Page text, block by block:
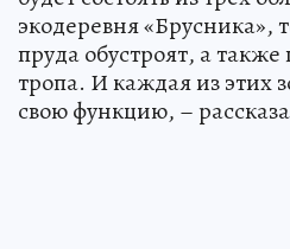
экодеревня «Брусника»,
пруда обустроят, а также
тропа. И каждая из этих
свою функцию, –